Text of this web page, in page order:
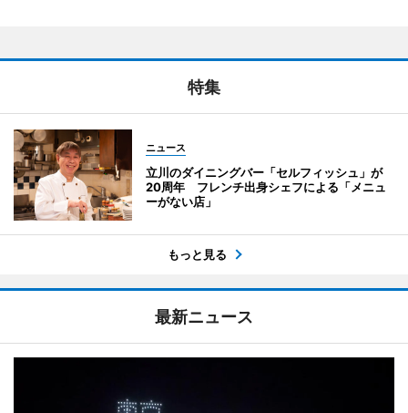
特集
ニュース
立川のダイニングバー「セルフィッシュ」が
20周年 フレンチ出身シェフによる「メニュ
ーがない店」
もっと見る
最新ニュース